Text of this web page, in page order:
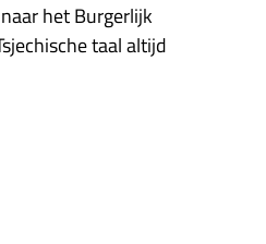
het Burgerlijk
taal altijd